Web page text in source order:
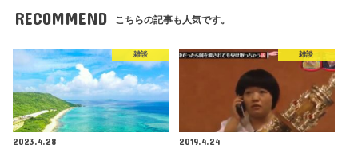
RECOMMEND こちらの記事も人気です。
雑談
2023.4.28
雑談
2019.4.24